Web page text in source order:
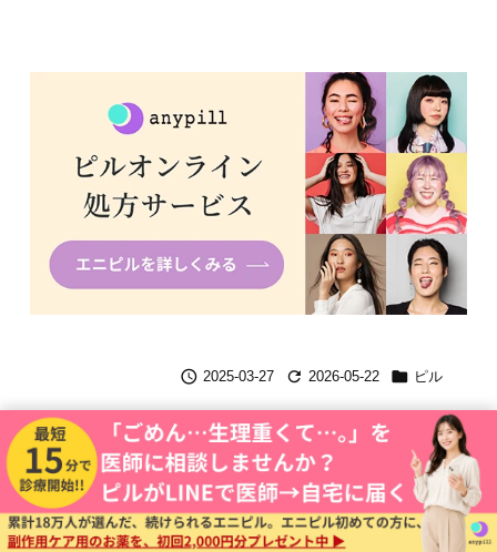
 2025-03-27  2026-05-22  ピル
運営会社
プライバシーポリシー